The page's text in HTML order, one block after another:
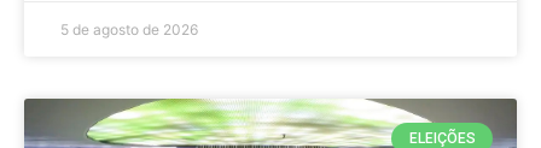
5 de agosto de 2026
ELEIÇÕES